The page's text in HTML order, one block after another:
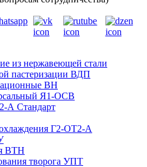
из нержавеющей стали
пастеризации ВДП
ВН
Я1-ОСВ
А Стандарт
Г2-ОТ2-А
ВТН
творога УПТ